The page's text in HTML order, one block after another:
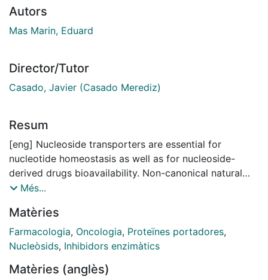
Autors
Mas Marin, Eduard
Director/Tutor
Casado, Javier (Casado Merediz)
Resum
[eng] Nucleoside transporters are essential for
nucleotide homeostasis as well as for nucleoside-
derived drugs bioavailability. Non-canonical natural
nucleosides or “epigenetic nucleosides” are
properties. Their pharmacological action depends on
cytidine deaminase activity, which is a typical
mechanism of chemoresistance induction for
nucleosides show a potential singular status in terms
Més...
Matèries
Farmacologia, Oncologia, Proteïnes portadores,
Nucleòsids, Inhibidors enzimàtics
Matèries (anglès)